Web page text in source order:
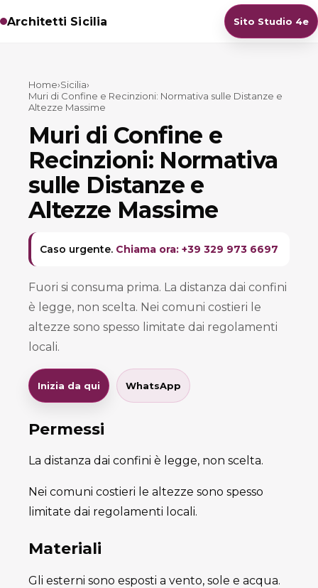
Architetti Sicilia Sito Studio 4e
Home›Sicilia›
Muri di Confine e Recinzioni: Normativa sulle Distanze e
Altezze Massime
Muri di Confine e
Recinzioni: Normativa
sulle Distanze e
Altezze Massime
Caso urgente. Chiama ora: +39 329 973 6697
Fuori si consuma prima. La distanza dai confini
è legge, non scelta. Nei comuni costieri le
altezze sono spesso limitate dai regolamenti
locali.
Inizia da qui WhatsApp
Permessi
La distanza dai confini è legge, non scelta.
Nei comuni costieri le altezze sono spesso
limitate dai regolamenti locali.
Materiali
Gli esterni sono esposti a vento, sole e acqua.